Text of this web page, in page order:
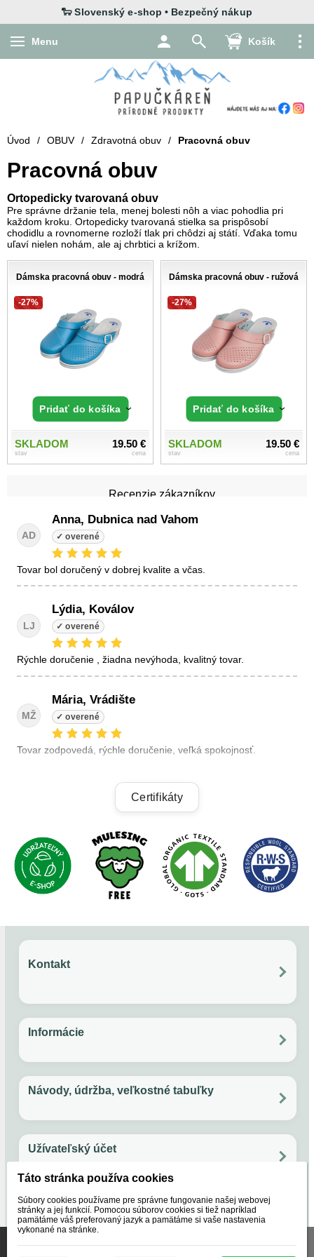
Menu Košík
Recenzie zákazníkov
AD
Anna, Dubnica nad Vahom
tovar bol doručený v dobrej kvalite a včas.
LJ
Lýdia, Koválov
Rýchle doručenie , žiadna nevýhoda, kvalitný tovar.
MŽ
Mária, Vrádište
Tovar zodpovedá, rýchle doručenie, veľká spokojnosť.
Linda, Veľký Krtíš
+ kvalitné výrobky, + výhodné ceny, +rýchle dodanie.
AB
Alzbeta, Zatin
Overený zákazník
Rýchlosť.
AĎ
Andrea, Gbely
Fero, Bratislava
rychlo.
Certifikáty
Úvod / OBUV / Zdravotná obuv / Pracovná obuv
Pracovná obuv
Ortopedicky tvarovaná obuv
Pre správne držanie tela, menej bolesti nôh a viac pohodlia pri
každom kroku. Ortopedicky tvarovaná stielka sa prispôsobí
chodidlu a rovnomerne rozloží tlak pri chôdzi aj státí. Vďaka tomu
uľaví nielen nohám, ale aj chrbtici a krížom.
Dámska pracovná obuv - modrá
-27%
Pridať do košíka
SKLADOM
stav
19.50 €
cena
Dámska pracovná obuv - ružová
-27%
Pridať do košíka
SKLADOM
stav
19.50 €
cena
Kontakt
Email: papuckaren@gmail.com
Informácie
Všetko o nákupe
Ochrana súkromia
Návody, údržba, veľkostné tabuľky
Údržba ovčej vlny
Ako používať guličky do sušičky na bielizeň
Užívateľský účet
Objednávky
Nastavenie účtu
Reklamácie
O nás
Naše značky
Táto stránka používa cookies
Súbory cookies používame pre správne fungovanie našej webovej
stránky a jej funkcií. Pomocou súborov cookies si tiež napríklad
pamätáme váš preferovaný jazyk a pamätáme si vaše nastavenia
vykonané na stránke.